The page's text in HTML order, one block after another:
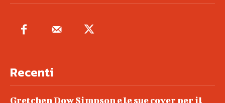
Recenti
Gretchen Dow Simpson e le sue cover per il